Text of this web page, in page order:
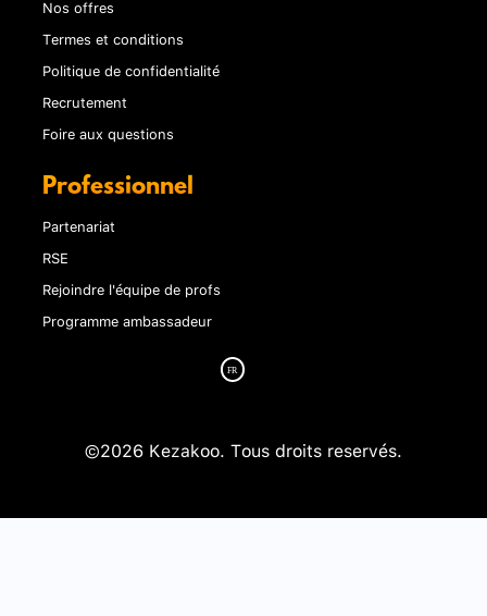
Nos offres
Termes et conditions
Politique de confidentialité
Recrutement
Foire aux questions
Professionnel
Partenariat
RSE
Rejoindre l'équipe de profs
Programme ambassadeur
©2026 Kezakoo. Tous droits reservés.